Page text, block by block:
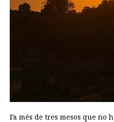
Fa més de tres mesos que no